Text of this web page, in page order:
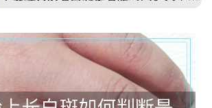
是否变白单纯糠疹（虫斑）表面有细薄
鳞屑，摩擦后发红；贫血痣摩擦后白斑
周围发红而白斑本身不发红建议发现白
斑后及时到正规医院皮肤科就诊，通过
伍德灯等专业检查明确诊断，避免自行